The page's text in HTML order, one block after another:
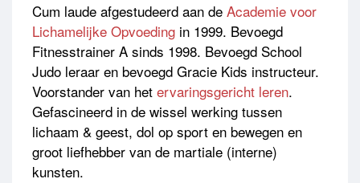
Cum laude afgestudeerd aan de Academie voor
Lichamelijke Opvoeding in 1999. Bevoegd
Fitnesstrainer A sinds 1998. Bevoegd School
Judo leraar en bevoegd Gracie Kids instructeur.
Voorstander van het ervaringsgericht leren.
Gefascineerd in de wissel werking tussen
lichaam & geest, dol op sport en bewegen en
groot liefhebber van de martiale (interne)
kunsten.